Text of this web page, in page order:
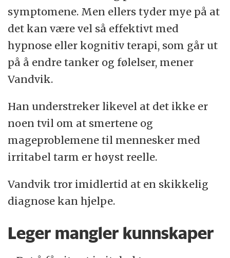
symptomene. Men ellers tyder mye på at
det kan være vel så effektivt med
hypnose eller kognitiv terapi, som går ut
på å endre tanker og følelser, mener
Vandvik.
Han understreker likevel at det ikke er
noen tvil om at smertene og
mageproblemene til mennesker med
irritabel tarm er høyst reelle.
Vandvik tror imidlertid at en skikkelig
diagnose kan hjelpe.
Leger mangler kunnskaper